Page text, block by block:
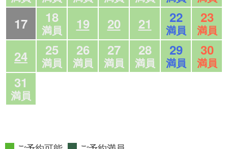
17 18
満員 19 20 21 22
満員
23
満員
24 25
満員
26
満員
27
満員
28
満員
29
満員
30
満員
31
満員